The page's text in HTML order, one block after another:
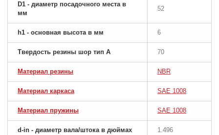
D1 - диаметр посадочного места в
мм
52
h1 - основная высота в мм 6
Твердость резины шор тип A 70
Материал резины NBR
Материал каркаса SAE 1008
Материал пружины SAE 1008
d-in - диаметр вала/штока в дюймах 1.496